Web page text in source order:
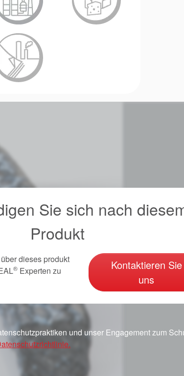
Sie sich nach
Produkt
dieses produkt
® Experten zu
Kontaktieren Sie
uns
und unser Engagement zum